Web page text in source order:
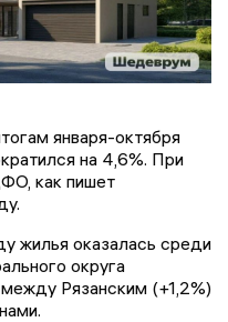
января-октября
на 4,6%. При
как пишет
жилья оказалась среди
округа
Рязанским (+1,2%)